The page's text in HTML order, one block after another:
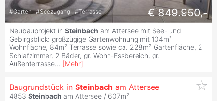
#Garten #Seezugang #Terrasse € 849.950,-
Neubauprojekt in Steinbach am Attersee mit See- und
Gebirgsblick: großzügige Gartenwohnung mit 104m²
Wohnfläche, 84m² Terrasse sowie ca. 228m² Gartenfläche, 2
Schlafzimmer, 2 Bäder, gr. Wohn-Essbereich, gr.
Außenterrasse... [Mehr]
Baugrundstück in Steinbach am Attersee
4853 Steinbach am Attersee / 607m²